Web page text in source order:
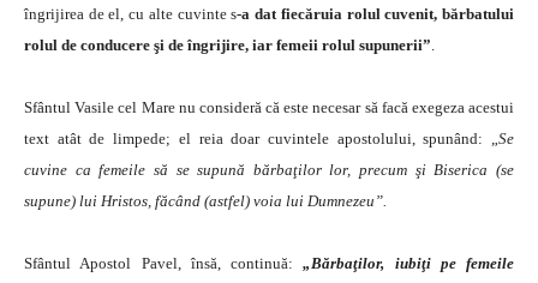
îngrijirea de el, cu alte cuvinte s-a dat fiecăruia rolul cuvenit, bărbatului
rolul de conducere şi de îngrijire, iar femeii rolul supunerii”
Sfântul Vasile cel Mare nu consideră că este necesar să facă exegeza acestui
text atât de limpede; el reia doar cuvintele apostolului, spunând: „ Se
cuvine ca femeile să se supună bărbaţilor lor, precum şi Biserica (se
supune) lui Hristos, făcând (astfel) voia lui Dumnezeu”.
Sfântul Apostol Pavel, însă, continuă:„Bărbaţilor, iubiţi pe femeile